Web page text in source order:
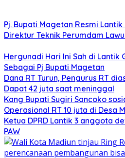
Pj. Bupati Magetan Resmi
Direktur Teknik Perumdam
Hergunadi Hari Ini Sah di Lantik
Sebagai Pj Bupati Magetan
Dana RT Turun, Pengurus RT
Dapat 42 juta saat meninggal
Kang Bupati Sugiri Sancoko
Operasional RT 10 juta di Desa
Ketua DPRD Lantik 3 anggota
PAW